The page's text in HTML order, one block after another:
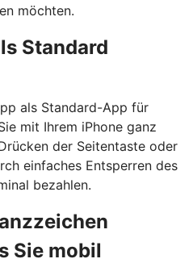
möchten.
Standard
als Standard-App für
mit Ihrem iPhone ganz
der Seitentaste oder
einfaches Entsperren des
bezahlen.
Sie mobil